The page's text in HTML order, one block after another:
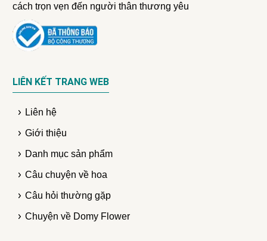
cách trọn vẹn đến người thân thương yêu
LIÊN KẾT TRANG WEB
Liên hệ
Giới thiệu
Danh mục sản phẩm
Câu chuyện về hoa
Câu hỏi thường gặp
Chuyện về Domy Flower